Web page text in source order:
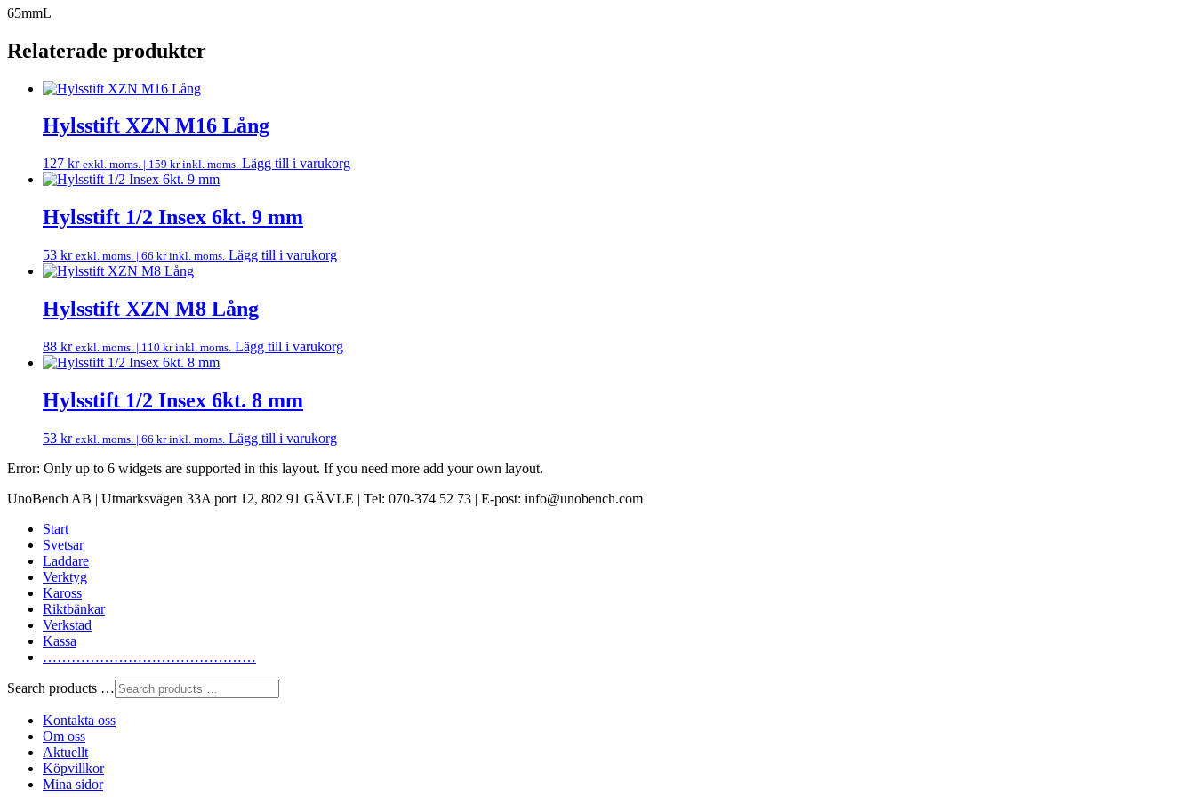
65mmL
Relaterade produkter
Hylsstift XZN M16 Lång
127 kr exkl. moms. | 159 krinkl. moms. Lägg till i varukorg
Hylsstift 1/2 Insex 6kt. 9 mm
53 kr exkl. moms. | 66 krinkl. moms. Lägg till i varukorg
Hylsstift XZN M8 Lång
88 kr exkl. moms. | 110 krinkl. moms. Lägg till i varukorg
Hylsstift 1/2 Insex 6kt. 8 mm
53 kr exkl. moms. | 66 krinkl. moms. Lägg till i varukorg
Error: Only up to 6 widgets are supported in this layout. If you need more add your own layout.
UnoBench AB | Utmarksvägen 33A port 12, 802 91 GÄVLE | Tel: 070-374 52 73 | E-post: info@unobench.com
Start
Svetsar
Laddare
Verktyg
Kaross
Riktbänkar
Verkstad
Kassa
………………………………………
Search products …
Kontakta oss
Om oss
Aktuellt
Köpvillkor
Mina sidor